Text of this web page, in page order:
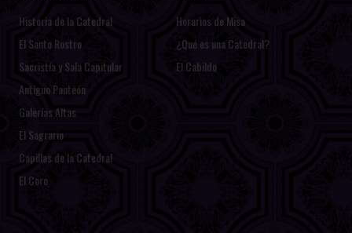
Historia de la Catedral
El Santo Rostro
Sacristía y Sala Capitular
Antiguo Panteón
Galerías Altas
El Sagrario
Capillas de la Catedral
El Coro
Horarios de Misa
¿Qué es una Catedral?
El Cabildo